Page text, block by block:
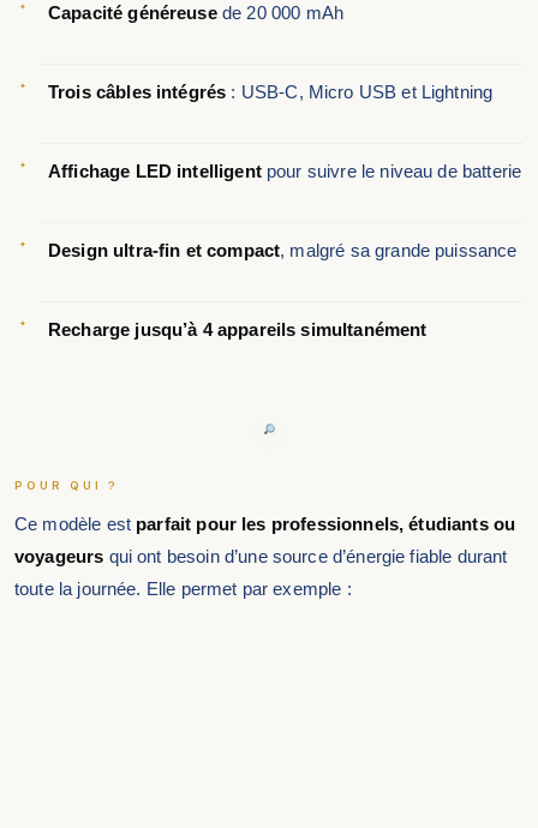
Capacité généreusede 20 000 mAh
Trois câbles intégrés : USB-C, Micro USB et Lightning
Affichage LED intelligentpour suivre le niveau de batterie
Design ultra-fin et compact, malgré sa grande puissance
Recharge jusqu’à 4 appareils simultanément
POUR QUI ?
Ce modèle est parfait pour les professionnels, étudiants ou
voyageurs qui ont besoin d’une source d’énergie fiable durant
toute la journée. Elle permet par exemple :